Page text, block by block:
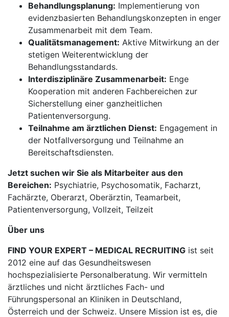
Behandlungsplanung: Implementierung von
evidenzbasierten Behandlungskonzepten in enger
Zusammenarbeit mit dem Team.
Qualitätsmanagement: Aktive Mitwirkung an der
stetigen Weiterentwicklung der
Behandlungsstandards.
Interdisziplinäre Zusammenarbeit: Enge
Kooperation mit anderen Fachbereichen zur
Sicherstellung einer ganzheitlichen
Patientenversorgung.
Teilnahme am ärztlichen Dienst: Engagement in
der Notfallversorgung und Teilnahme an
Bereitschaftsdiensten.
Jetzt suchen wir Sie als Mitarbeiter aus den
Bereichen: Psychiatrie, Psychosomatik, Facharzt,
Fachärzte, Oberarzt, Oberärztin, Teamarbeit,
Patientenversorgung, Vollzeit, Teilzeit
Über uns
FIND YOUR EXPERT – MEDICAL RECRUITING ist seit
2012 eine auf das Gesundheitswesen
hochspezialisierte Personalberatung. Wir vermitteln
ärztliches und nicht ärztliches Fach- und
Führungspersonal an Kliniken in Deutschland,
Österreich und der Schweiz. Unsere Mission ist es, die